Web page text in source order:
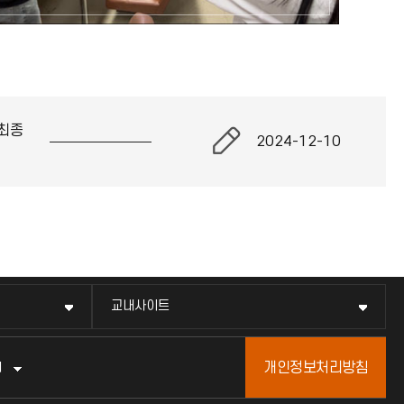
종
2024-12-10
교내사이트
개인정보처리방침